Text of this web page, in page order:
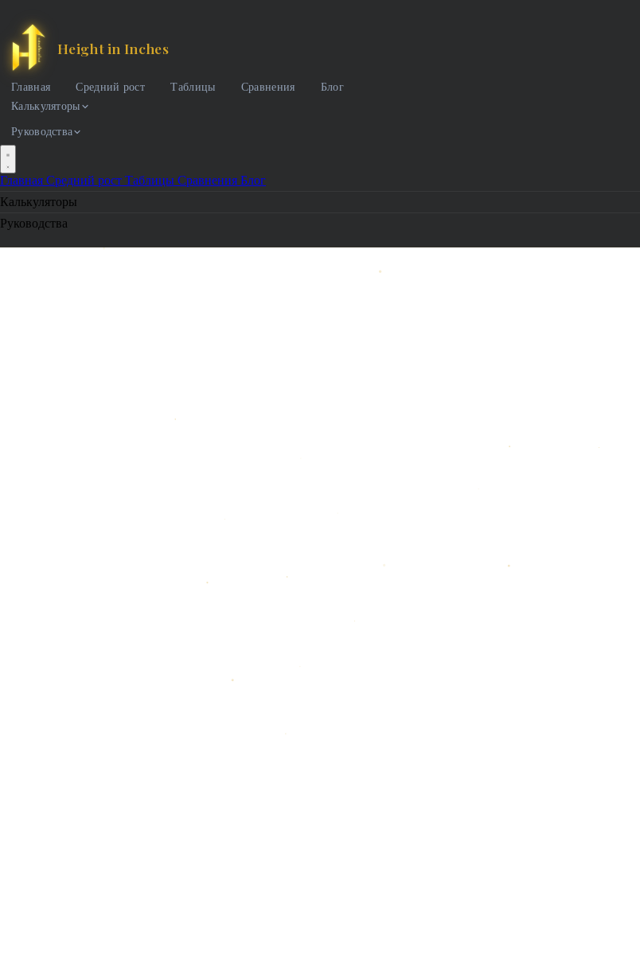
Height in Inches
Главная Средний рост Таблицы Сравнения
Блог
Калькуляторы
Руководства
Главная Средний рост Таблицы Сравнения Блог
Калькуляторы
Руководства